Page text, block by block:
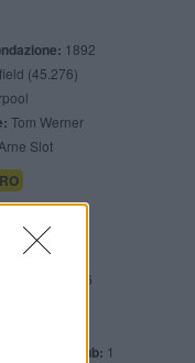
1892
(45.276)
Tom Werner
Arne Slot
19
10
16
Europea:
per Club: 1